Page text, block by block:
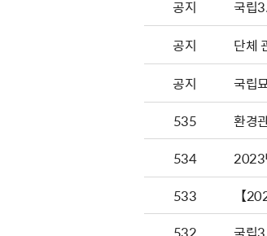
공지
국립
공지
단체
공지
국립
535
환경
534
2023
533
【
532
국립